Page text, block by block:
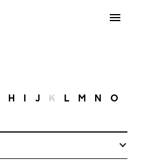
H I J K L M N O